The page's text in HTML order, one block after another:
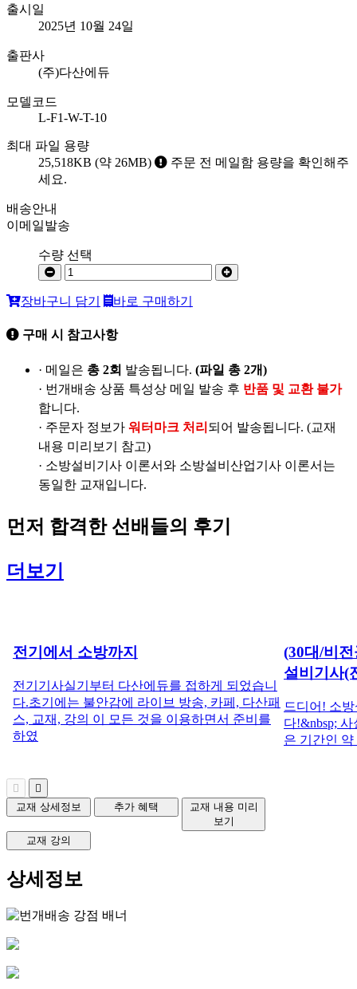
출시일
2025년 10월 24일
출판사
(주)다산에듀
모델코드
L-F1-W-T-10
최대 파일 용량
25,518KB (약 26MB)
주문 전 메일함 용량을 확인해주
세요.
배송안내
이메일발송
수량 선택
장바구니 담기 바로 구매하기
구매 시 참고사항
· 메일은 총 2회 발송됩니다. (파일 총 2개)
· 번개배송 상품 특성상 메일 발송 후 반품 및 교환 불가
합니다.
· 주문자 정보가 워터마크 처리 되어 발송됩니다. (교재
내용 미리보기 참고)
· 소방설비기사 이론서와 소방설비산업기사 이론서는
동일한 교재입니다.
먼저 합격한 선배들의 후기
더보기
전기에서 소방까지
전기기사실기부터 다산에듀를 접하게 되었습니
다.초기에는 불안감에 라이브 방송, 카페, 다산패
스, 교재, 강의 이 모든 것을 이용하면서 준비를
하였
(30대/비
설비기사(
드디어! 소
다!&nbsp;
은 기간인
교재 상세정보 추가 혜택
교재 내용 미리
보기
교재 강의
상세정보